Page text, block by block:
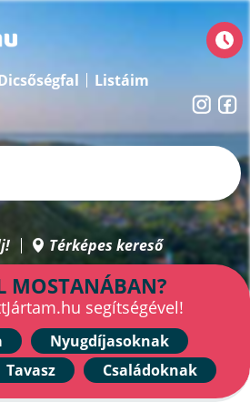
Listáim
Térképes kereső
MOSTANÁBAN?
segítségével!
Nyugdíjasoknak
Tavasz Családoknak